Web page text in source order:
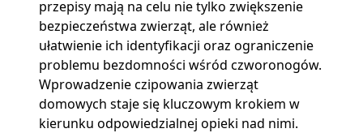
przepisy mają na celu nie tylko zwiększenie
bezpieczeństwa zwierząt, ale również
ułatwienie ich identyfikacji oraz ograniczenie
problemu bezdomności wśród czworonogów.
Wprowadzenie czipowania zwierząt
domowych staje się kluczowym krokiem w
kierunku odpowiedzialnej opieki nad nimi.